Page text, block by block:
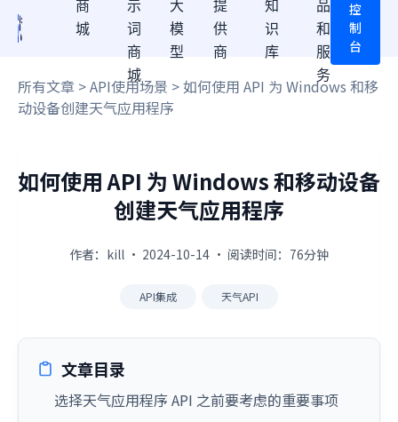
商
城
示
词
商
城
大
模
型
提
供
商
知
识
库
品
和
服
务
控
制
台
所有文章 >API使用场景 > 如何使用 API 为 Windows 和移
动设备创建天气应用程序
如何使用 API 为 Windows 和移动设备
创建天气应用程序
作者：kill · 2024-10-14 · 阅读时间：76分钟
API集成 天气API
文章目录
选择天气应用程序 API 之前要考虑的重要事项